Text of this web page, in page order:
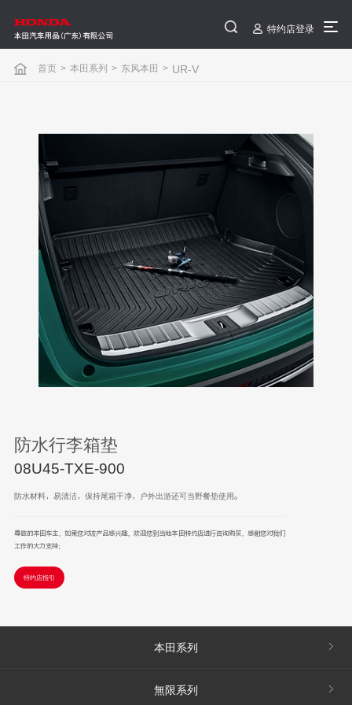
特约店登录
首页 > 本田系列 > 东风本田 > UR-V
防水行李箱垫
08U45-TXE-900
防水材料，易清洁，保持尾箱干净，户外出游还可当野餐垫使用。
尊敬的本田车主，如果您对该产品感兴趣，欢迎您到当地本田特约店进行咨询购买，感谢您对我们
工作的大力支持；
特约店指引
本田系列
無限系列